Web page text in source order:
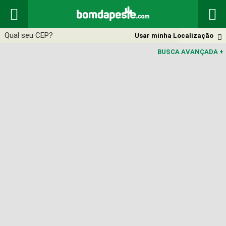
 

Usar minha Localização
BUSCA AVANÇADA +